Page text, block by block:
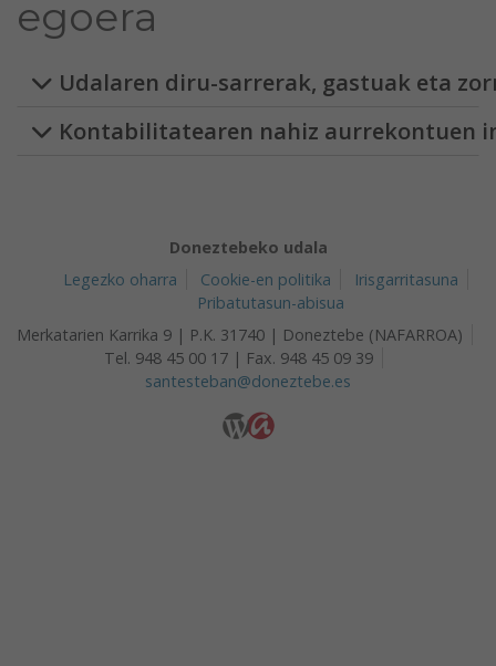
egoera
Udalaren diru-sarrerak, gastuak eta
Kontabilitatearen nahiz aurrekontuen
Doneztebeko udala
Legezko oharra
Cookie-en politika
Irisgarritasuna
Pribatutasun-abisua
Merkatarien Karrika 9 | P.K. 31740 | Doneztebe (NAFARROA)
Tel. 948 45 00 17 | Fax. 948 45 09 39
santesteban@doneztebe.es